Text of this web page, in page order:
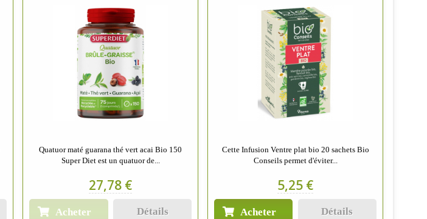
Quatuor maté guarana thé vert acai Bio 150
Super Diet est un quatuor de...
27,78 €
Acheter Détails
Cette Infusion Ventre plat bio 20 sachets Bio
Conseils permet d'éviter...
5,25 €
Acheter Détails